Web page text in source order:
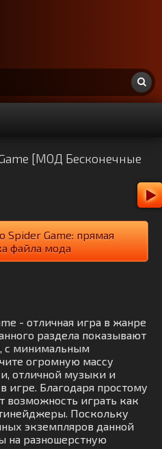
[МОД Бесконечные
Spider Game: прямая
файла мода
- отличная игра в жанре
раздела показывают
с минимальным
огромную массу
отличной музыки и
игре. Благодаря простому
играть как
Поскольку
экземпляров данной
на разношерстную